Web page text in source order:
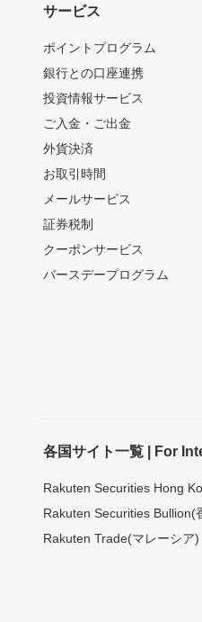
サービス
ポイントプログラム
銀行との口座連携
投資情報サービス
ご入金・ご出金
外貨決済
お取引時間
メールサービス
証券税制
クーポンサービス
バースデープログラム
各国サイト一覧 | For
Rakuten Securities Hong
Rakuten Securities Bullion(
Rakuten Trade(マレーシア)